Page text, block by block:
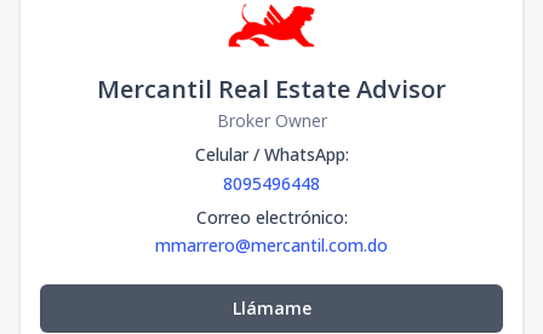
Mercantil Real Estate Advisor
Broker Owner
Celular / WhatsApp:
8095496448
Correo electrónico:
mmarrero@mercantil.com.do
Llámame